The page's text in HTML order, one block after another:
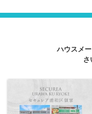
ハウスメ
さ